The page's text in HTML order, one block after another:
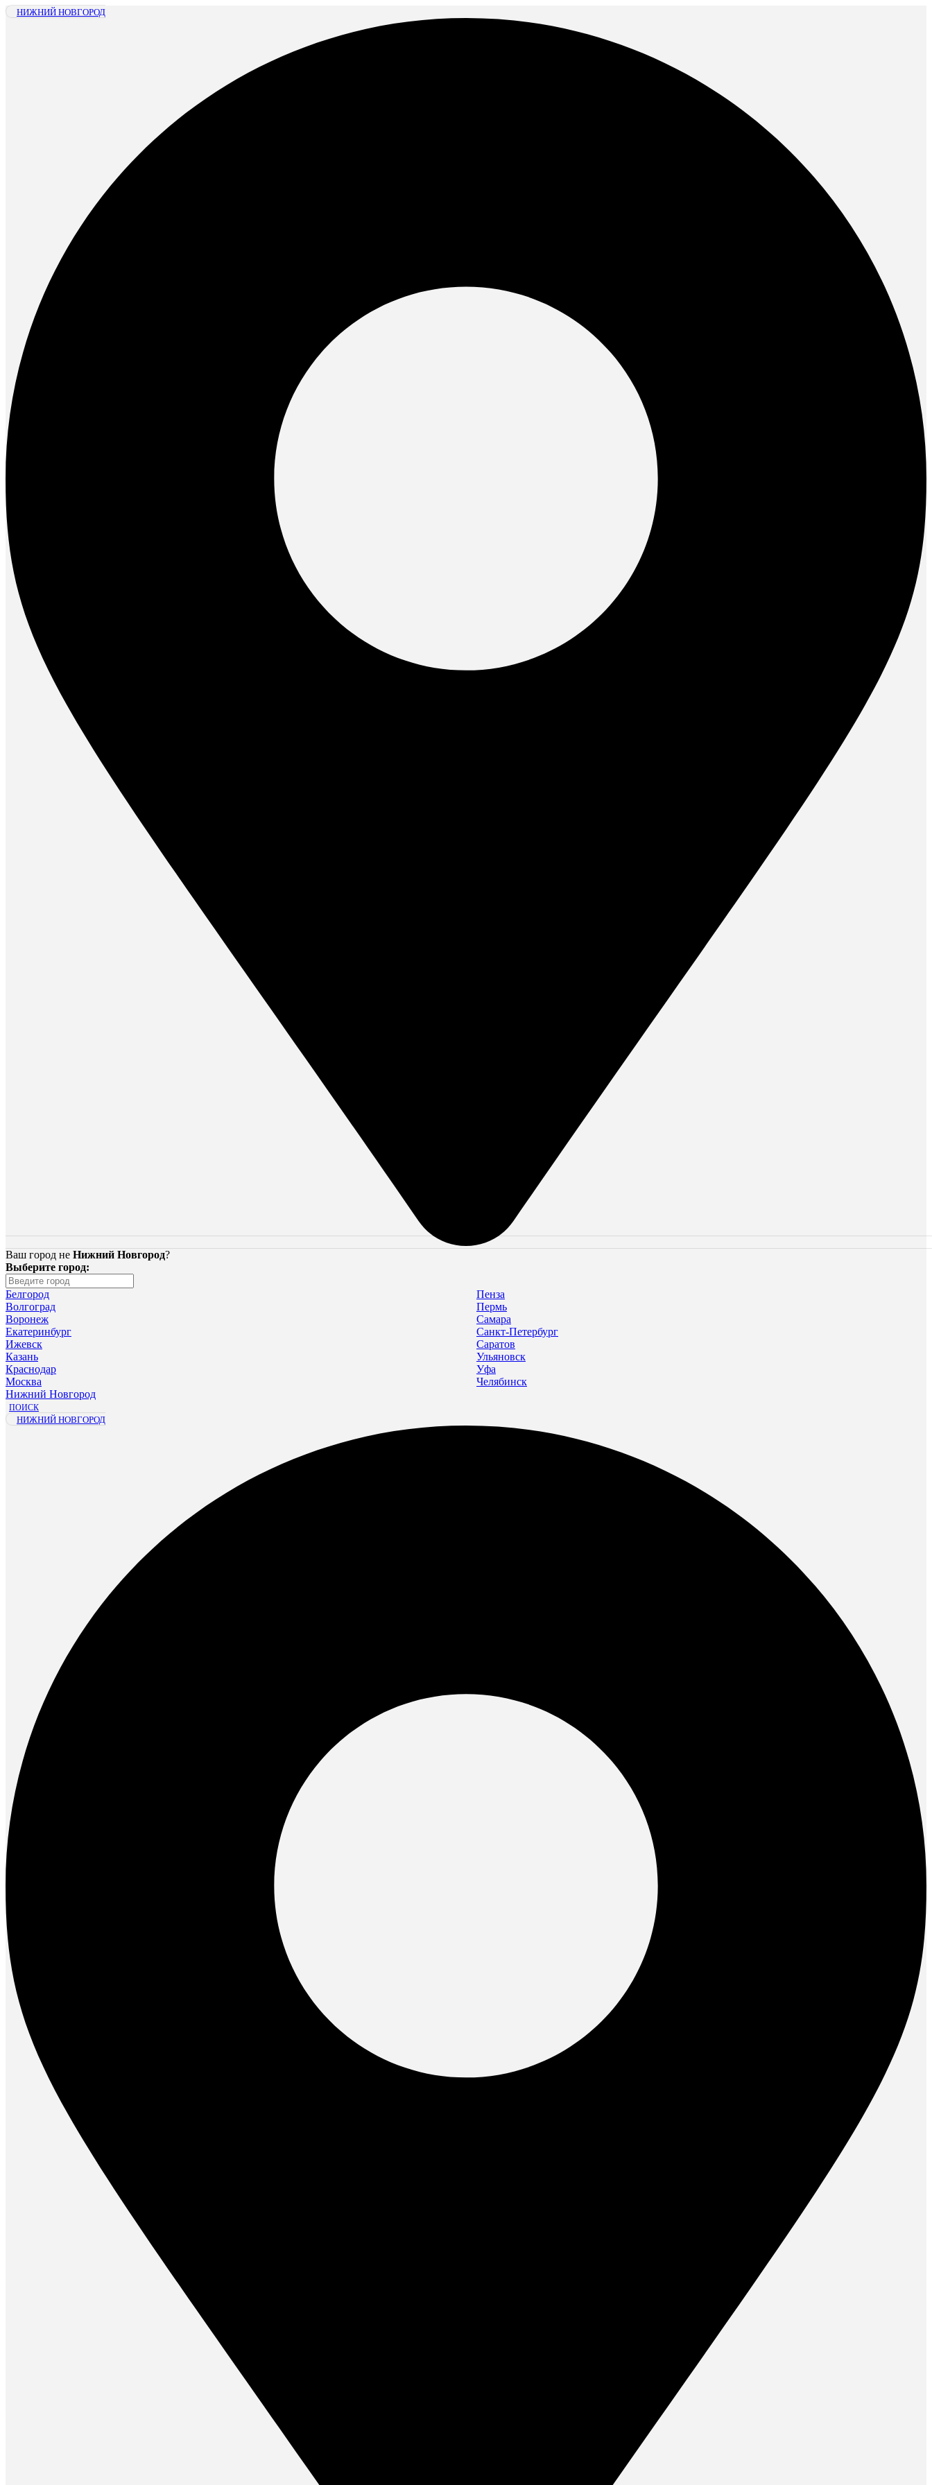
НИЖНИЙ НОВГОРОД
Ваш город не Нижний Новгород?
Выберите город:
Белгород
Волгоград
Воронеж
Екатеринбург
Ижевск
Казань
Краснодар
Москва
Нижний Новгород
Пенза
Пермь
Самара
Санкт-Петербург
Саратов
Ульяновск
Уфа
Челябинск
ПОИСК
НИЖНИЙ НОВГОРОД